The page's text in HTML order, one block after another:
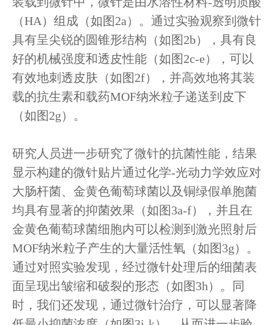
（HA）组成（如图2a）。通过实验观察到微针
具有呈尖锐的圆锥形结构（如图2b），具有良
好的机械强度和透皮性能（如图2c-e），可以
有效地刺透皮肤（如图2f），并高效地将其装
载的抗生素和载药MOF纳米粒子递送到皮下
（如图2g）。
研究人员进一步研究了微针的抗菌性能，结果
显示构建的微针贴片通过化学-光动力学效应对
大肠杆菌、金黄色葡萄球菌以及铜绿假单胞菌
均具有显著的抑菌效果（如图3a-f），并且在
金黄色葡萄球菌细胞内可以检测到激光照射后
MOF纳米粒子产生的大量活性氧（如图3g）。
通过对照实验发现，经过微针处理后的细菌表
面呈现出皱缩和破裂的形态（如图3h）。同
时，我们还发现，通过微针治疗，可以显著降